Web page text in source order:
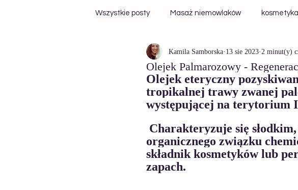
Wszystkie posty Masaż niemowlaków kosmetyka
Kącik Zdrowia Automasaż Ciąża
Stres
Olejek Palmarozowy -
Kamila Samborska 13 sie 2023 2 minut(y)
Olejek eteryczny
tropikalnej trawy zwanej
występującej na terytorium
organicznego związku
składnik kosmetyków lub
zapach.